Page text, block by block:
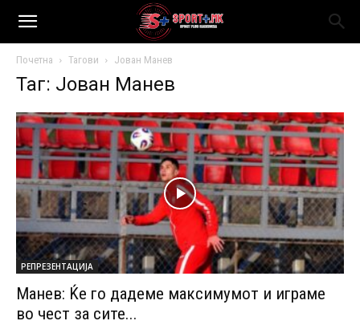
Почетна Тагови Јован Манев
Таг: Јован Манев
РЕПРЕЗЕНТАЦИЈА
Манев: Ќе го дадеме максимумот и играме
во чест за сите...